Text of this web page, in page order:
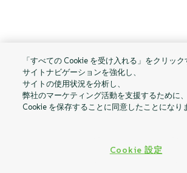
「すべての Cookie を受け入れる」をクリック
サイトナビゲーションを強化し、
サイトの使用状況を分析し、
弊社のマーケティング活動を支援するために
Cookie を保存することに同意したことになり
Cookie 設定